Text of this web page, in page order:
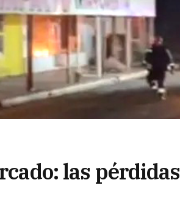
las pérdidas